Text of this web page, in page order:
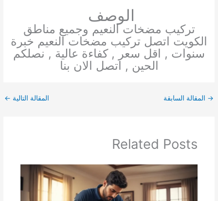
الوصف
تركيب مضخات النعيم وجميع مناطق
الكويت اتصل تركيب مضخات النعيم خبرة
سنوات , اقل سعر , كفاءة عالية , نصلكم
الحين , اتصل الان بنا
→ المقالة السابقة المقالة التالية ←
Related Posts